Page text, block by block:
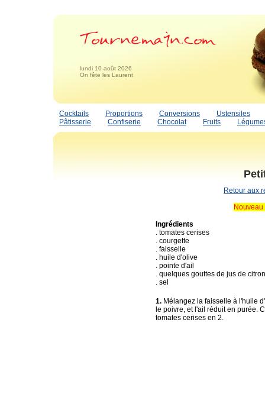
lundi 10 août 2026
On fête les Laurent
Cocktails Proportions Conversions
Ustensiles
Pâtisserie
Confiserie Chocolat Fruits
Retour aux
Ingrédients
. tomates cerises
. courgette
. faisselle
. huile d'olive
. pointe d'ail
. quelques gouttes de jus de citron
. sel
1. Mélangez la faisselle à l'huile
le poivre, et l'ail réduit en purée.
tomates cerises en 2.